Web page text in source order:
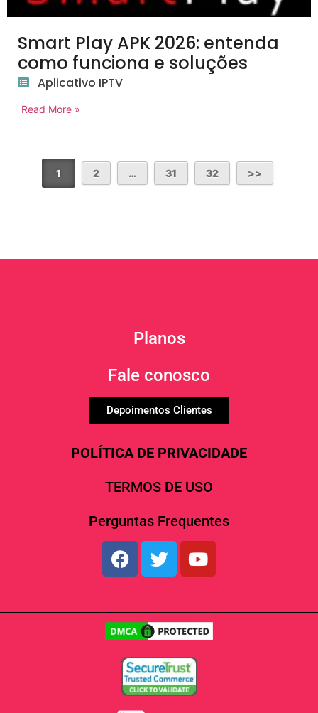
Smart Play APK 2026: entenda
como funciona e soluções
Aplicativo IPTV
Read More »
1 2 … 31 32
Planos
Fale conosco
Depoimentos Clientes
POLÍTICA DE PRIVACIDADE
TERMOS DE USO
Perguntas Frequentes